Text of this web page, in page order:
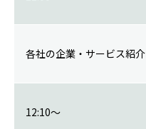
各社の企業・サービス紹介
12:10～